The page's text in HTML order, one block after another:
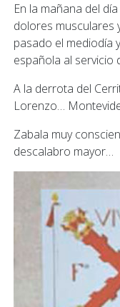
En la mañana del
dolores musculares
pasado el mediodía
española al servicio
A la derrota del
Lorenzo…
Zabala muy
descalabro mayor…